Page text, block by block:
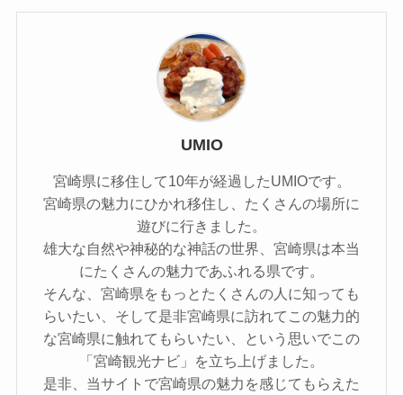
UMIO
宮崎県に移住して10年が経過したUMIOです。
宮崎県の魅力にひかれ移住し、たくさんの場所に
遊びに行きました。
雄大な自然や神秘的な神話の世界、宮崎県は本当
にたくさんの魅力であふれる県です。
そんな、宮崎県をもっとたくさんの人に知っても
らいたい、そして是非宮崎県に訪れてこの魅力的
な宮崎県に触れてもらいたい、という思いでこの
「宮崎観光ナビ」を立ち上げました。
是非、当サイトで宮崎県の魅力を感じてもらえた